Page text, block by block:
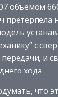
объемом
претерпела
с
и
хода.
что